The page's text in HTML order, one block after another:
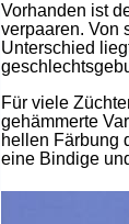
Vorhanden ist
verpaaren. Von
Unterschied
Für viele
gehämmerte
hellen Färbung
eine Bindige